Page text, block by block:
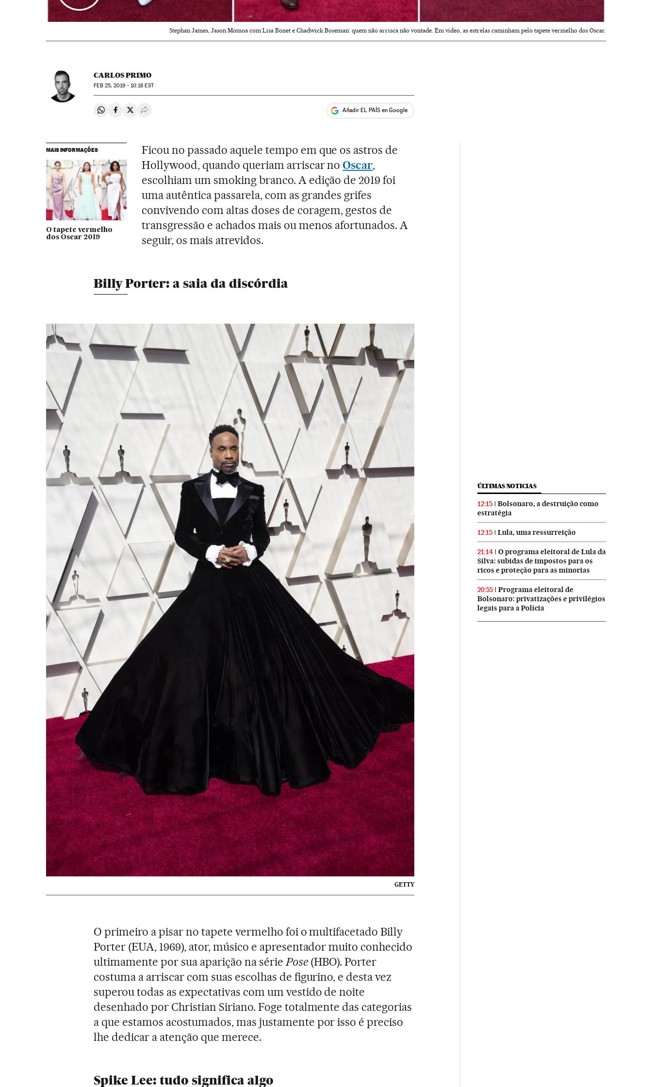
Stephan James, Jason Momoa com Lisa Bonet e Chadwick Boseman: quem não arrisca não vontade. Em vídeo, as estrelas caminham pelo tapete vermelho dos Oscar.
CARLOS PRIMO
FEB25, 2019 - 10:18 EST
Compartir en Whatsapp
Compartir en Facebook
Compartir en Twitter
Desplegar Redes Sociales Añadir EL PAÍS en Google
MAIS INFORMAÇÕES
O tapete vermelho
dos Oscar 2019
Ficou no passado aquele tempo em que os astros de
Hollywood, quando queriam arriscar no Oscar,
escolhiam um smoking branco. A edição de 2019 foi
uma autêntica passarela, com as grandes grifes
convivendo com altas doses de coragem, gestos de
transgressão e achados mais ou menos afortunados. A
seguir, os mais atrevidos.
Billy Porter: a saia da discórdia
GETTY
O primeiro a pisar no tapete vermelho foi o multifacetado Billy
Porter (EUA, 1969), ator, músico e apresentador muito conhecido
ultimamente por sua aparição na sériePose(HBO). Porter
costuma a arriscar com suas escolhas de figurino, e desta vez
superou todas as expectativas com um vestido de noite
desenhado por Christian Siriano. Foge totalmente das categorias
a que estamos acostumados, mas justamente por isso é preciso
lhe dedicar a atenção que merece.
Spike Lee: tudo significa algo
ÚLTIMAS NOTICIAS
12:15
Bolsonaro, a destruição como
estratégia
12:15 Lula, uma ressurreição
21:14
O programa eleitoral de Lula da
Silva: subidas de impostos para os
ricos e proteção para as minorias
20:55
Programa eleitoral de
Bolsonaro: privatizações e privilégios
legais para a Polícia